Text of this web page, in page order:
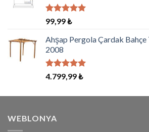
5 üzerinden
5.00
aldı
99,99₺
Ahşap Pergola Çardak Bahçe
2008
5 üzerinden
oy
4.799,99₺
WEBLONYA